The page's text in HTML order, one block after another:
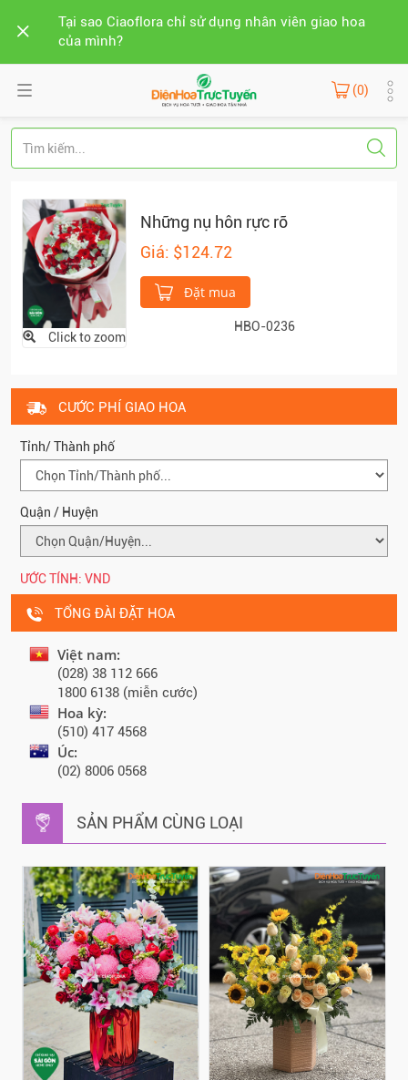
Tại sao Ciaoflora chỉ sử dụng nhân viên giao hoa
của mình?
(0)
Click to zoom
Những nụ hôn rực rỡ
Giá: $124.72
Đặt mua
HBO-0236
CƯỚC PHÍ GIAO HOA
Tỉnh/ Thành phố
Quận / Huyện
ƯỚC TÍNH: VND
TỔNG ĐÀI ĐẶT HOA
Việt nam:
(028) 38 112 666
1800 6138 (miễn cước)
Hoa kỳ:
(510) 417 4568
Úc:
(02) 8006 0568
SẢN PHẨM CÙNG LOẠI